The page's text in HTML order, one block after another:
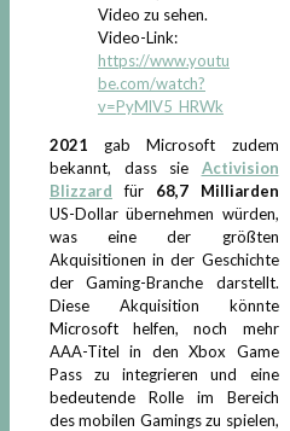
Video zu sehen.
Video-Link:
https://www.youtu
be.com/watch?
v=PyMlV5_HRWk
2021 gab Microsoft zudem
bekannt, dass sie
Activision
Blizzard
für 68,7 Milliarden
US-Dollar übernehmen würden,
was eine der größten
Akquisitionen in der Geschichte
der Gaming-Branche darstellt.
Diese Akquisition könnte
Microsoft helfen, noch mehr
AAA-Titel in den Xbox Game
Pass zu integrieren und eine
bedeutende Rolle im Bereich
des mobilen Gamings zu spielen,